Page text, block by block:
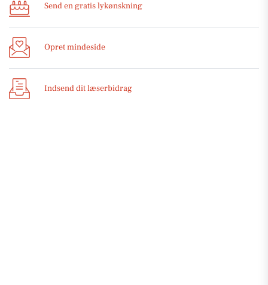
Send en gratis lykønskning
Opret mindeside
Indsend dit læserbidrag